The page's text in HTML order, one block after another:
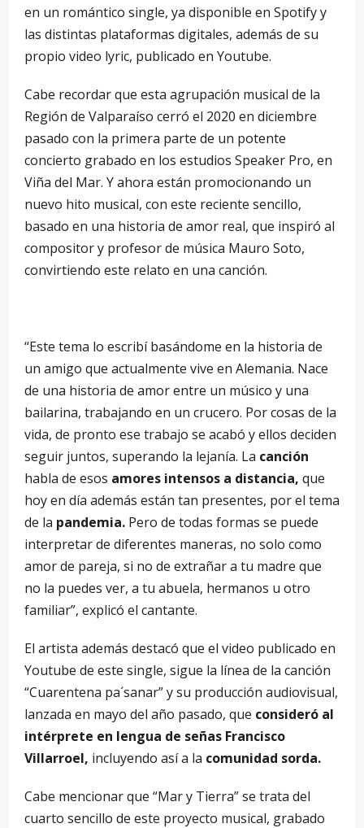
en un romántico single, ya disponible en Spotify y
las distintas plataformas digitales, además de su
propio video lyric, publicado en Youtube.
Cabe recordar que esta agrupación musical de la
Región de Valparaíso cerró el 2020 en diciembre
pasado con la primera parte de un potente
concierto grabado en los estudios Speaker Pro, en
Viña del Mar. Y ahora están promocionando un
nuevo hito musical, con este reciente sencillo,
basado en una historia de amor real, que inspiró al
compositor y profesor de música Mauro Soto,
convirtiendo este relato en una canción.
“Este tema lo escribí basándome en la historia de
un amigo que actualmente vive en Alemania. Nace
de una historia de amor entre un músico y una
bailarina, trabajando en un crucero. Por cosas de la
vida, de pronto ese trabajo se acabó y ellos deciden
seguir juntos, superando la lejanía. La canción
habla de esos amores intensos a distancia, que
hoy en día además están tan presentes, por el tema
de la pandemia. Pero de todas formas se puede
interpretar de diferentes maneras, no solo como
amor de pareja, si no de extrañar a tu madre que
no la puedes ver, a tu abuela, hermanos u otro
familiar”, explicó el cantante.
El artista además destacó que el video publicado en
Youtube de este single, sigue la línea de la canción
“Cuarentena pa´sanar” y su producción audiovisual,
lanzada en mayo del año pasado, que consideró al
intérprete en lengua de señas Francisco
Villarroel, incluyendo así a la comunidad sorda.
Cabe mencionar que “Mar y Tierra” se trata del
cuarto sencillo de este proyecto musical, grabado